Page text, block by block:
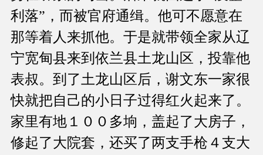
利落”，而被官府通缉。他可不愿意在
那等着人来抓他。于是就带领全家从辽
宁宽甸县来到依兰县土龙山区，投靠他
表叔。到了土龙山区后，谢文东一家很
快就把自己的小日子过得红火起来了。
家里有地１００多垧，盖起了大房子，
修起了大院套，还买了两支手枪４支大